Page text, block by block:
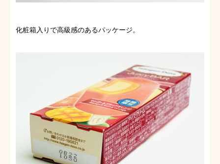
化粧箱入りで高級感のあるパッケージ。